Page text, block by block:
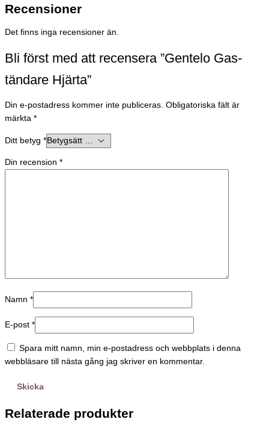
Recensioner
Det finns inga recensioner än.
Bli först med att recensera ”Gentelo Gas-
tändare Hjärta”
Din e-postadress kommer inte publiceras. Obligatoriska fält är
märkta *
Ditt betyg *
Din recension *
Namn *
E-post *
Spara mitt namn, min e-postadress och webbplats i denna
webbläsare till nästa gång jag skriver en kommentar.
Relaterade produkter